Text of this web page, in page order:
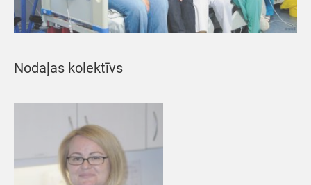
Nodaļas kolektīvs